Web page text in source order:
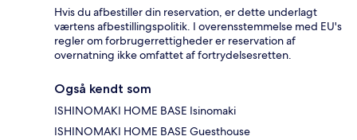
Hvis du afbestiller din reservation, er dette underlagt
værtens afbestillingspolitik. I overensstemmelse med EU's
regler om forbrugerrettigheder er reservation af
overnatning ikke omfattet af fortrydelsesretten.
Også kendt som
ISHINOMAKI HOME BASE Isinomaki
ISHINOMAKI HOME BASE Guesthouse